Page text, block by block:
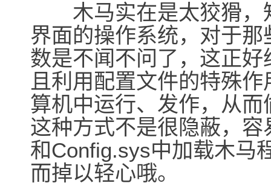
木马实在是太狡猾，
界面的操作系统，对于
数是不闻不问了，这正
且利用配置文件的特殊
算机中运行、发作，从
这种方式不是很隐蔽，
和Config.sys中加载木马
而掉以轻心哦。